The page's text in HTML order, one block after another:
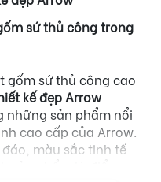
sứ thủ công trong
gốm sứ thủ công cao
kế đẹp Arrow
những sản phẩm nổi
cao cấp của Arrow.
màu sắc tinh tế